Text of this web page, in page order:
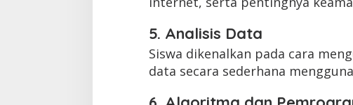
5. Analisis Data
Siswa dikenalkan pada cara
data secara sederhana